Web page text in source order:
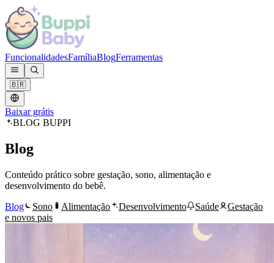
FuncionalidadesFamíliaBlogFerramentas
🇧🇷
Baixar grátis
BLOG BUPPI
Blog
Conteúdo prático sobre gestação, sono, alimentação e
desenvolvimento do bebê.
Blog
Sono Alimentação Desenvolvimento Saúde
Gestação
e novos pais